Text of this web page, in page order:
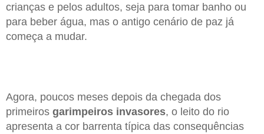
crianças e pelos adultos, seja para tomar banho ou
para beber água, mas o antigo cenário de paz já
começa a mudar.
Agora, poucos meses depois da chegada dos
primeiros garimpeiros invasores, o leito do rio
apresenta a cor barrenta típica das consequências